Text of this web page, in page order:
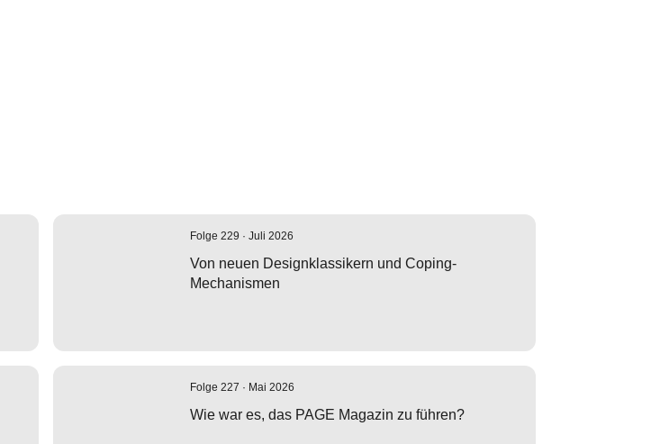
Folge 229 · Juli 2026
Von neuen Designklassikern und Coping-
Mechanismen
Folge 227 · Mai 2026
Wie war es, das PAGE Magazin zu führen?